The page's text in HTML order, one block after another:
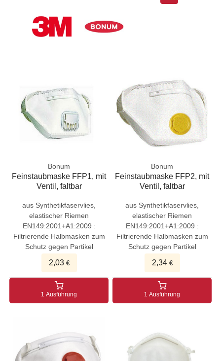
Bonum
Feinstaubmaske FFP1, mit
Ventil, faltbar
aus Synthetikfaservlies,
elastischer Riemen
EN149:2001+A1:2009 :
Filtrierende Halbmasken zum
Schutz gegen Partikel
2,03€
1 Ausführung
Bonum
Feinstaubmaske FFP2, mit
Ventil, faltbar
aus Synthetikfaservlies,
elastischer Riemen
EN149:2001+A1:2009 :
Filtrierende Halbmasken zum
Schutz gegen Partikel
2,34€
1 Ausführung